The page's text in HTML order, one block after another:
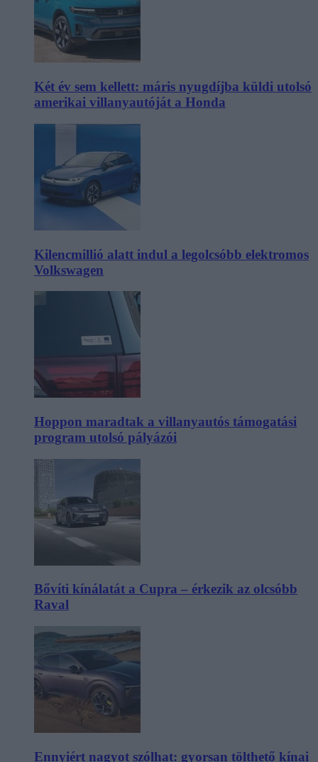
Két év sem kellett: máris nyugdíjba küldi utolsó
amerikai villanyautóját a Honda
Kilencmillió alatt indul a legolcsóbb elektromos
Volkswagen
Hoppon maradtak a villanyautós támogatási
program utolsó pályázói
Bővíti kínálatát a Cupra – érkezik az olcsóbb
Raval
Ennyiért nagyot szólhat: gyorsan tölthető kínai